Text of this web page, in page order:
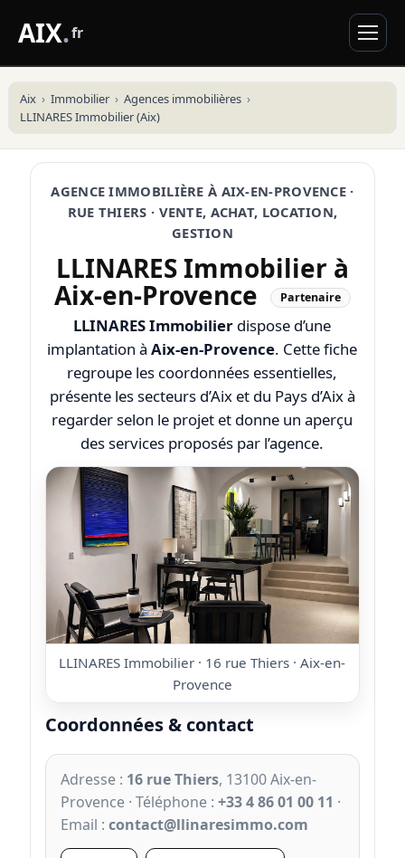
AIX.fr
Aix Immobilier
Agences immobilières
LLINARES Immobilier (Aix)
AGENCE IMMOBILIÈRE À AIX-EN-PROVENCE ·
RUE THIERS · VENTE, ACHAT, LOCATION,
GESTION
LLINARES Immobilier à
Aix-en-Provence Partenaire
LLINARES Immobilier dispose d’une
implantation àAix-en-Provence. Cette fiche
regroupe les coordonnées essentielles,
présente les secteurs d’Aix et du Pays d’Aix à
regarder selon le projet et donne un aperçu
des services proposés par l’agence.
LLINARES Immobilier · 16 rue Thiers · Aix-en-
Provence
Coordonnées & contact
Adresse : 16 rue Thiers, 13100 Aix-en-
Provence · Téléphone : +33 4 86 01 00 11 ·
Email : contact@llinaresimmo.com